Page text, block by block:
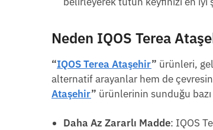
Neden IQOS Terea
“IQOS Terea Ataşehir” ürünleri,
alternatif arayanlar hem de
Ataşehir” ürünlerinin sunduğu
Daha Az Zararlı Madde: IQOS